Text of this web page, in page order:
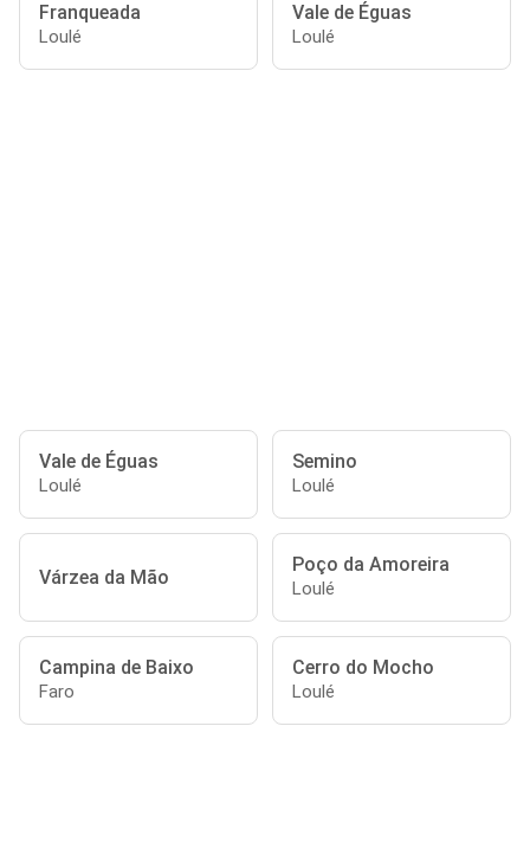
Franqueada
Loulé
Vale de Éguas
Loulé
Vale de Éguas
Loulé
Semino
Loulé
Várzea da Mão
Poço da Amoreira
Loulé
Campina de Baixo
Faro
Cerro do Mocho
Loulé